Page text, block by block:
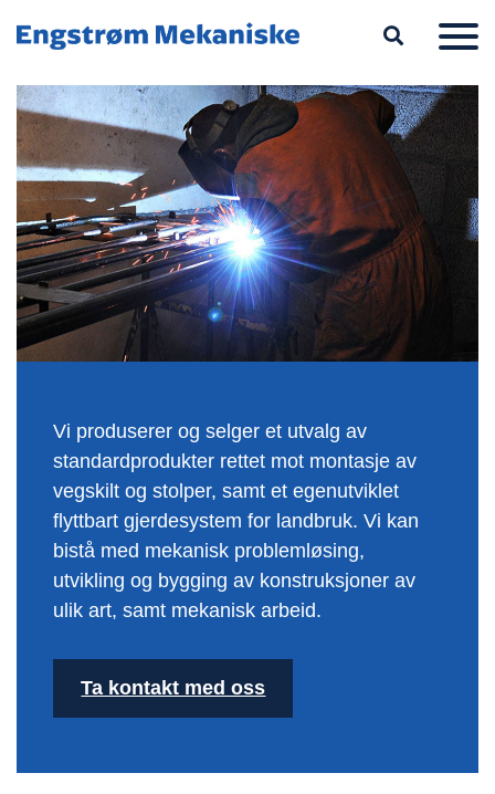
Vi produserer og selger et utvalg av
standardprodukter rettet mot montasje av
vegskilt og stolper, samt et egenutviklet
flyttbart gjerdesystem for landbruk. Vi kan
bistå med mekanisk problemløsing,
utvikling og bygging av konstruksjoner av
ulik art, samt mekanisk arbeid.
Ta kontakt med oss